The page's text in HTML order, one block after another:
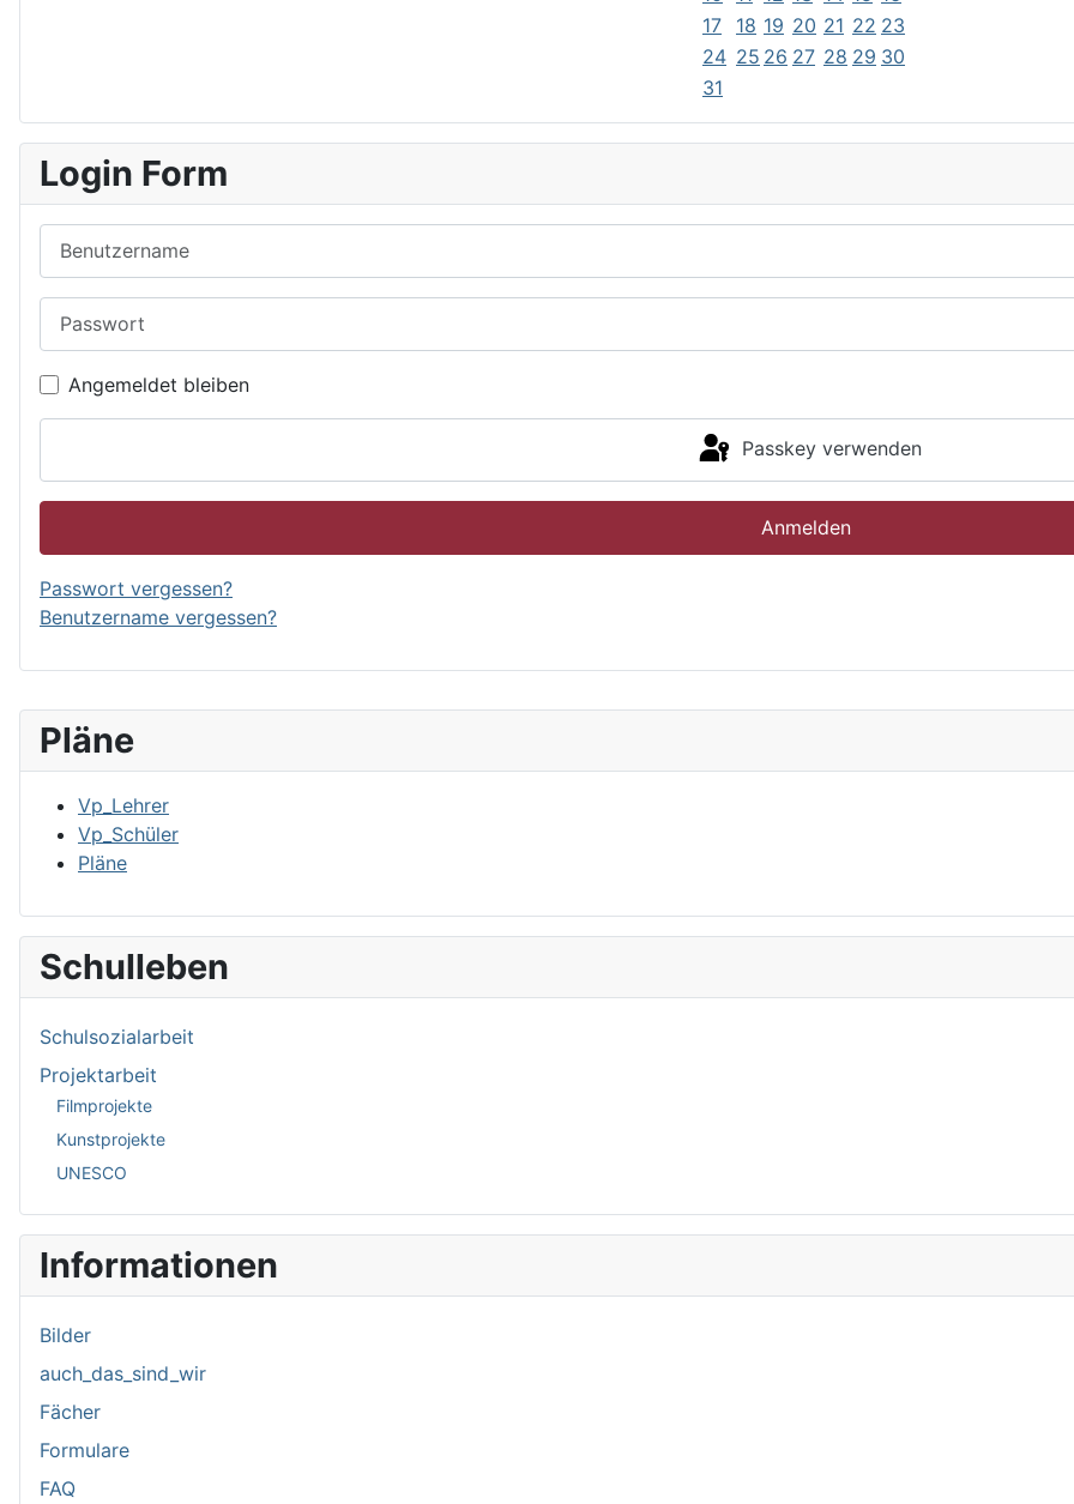
Pläne
Vp_Lehrer
Vp_Schüler
Pläne
Schulleben
Schulsozialarbeit
Projektarbeit
Filmprojekte
Kunstprojekte
UNESCO
Informationen
Bilder
auch_das_sind_wir
Fächer
Formulare
FAQ
17
18 19 20 21 22 23
24 25 26 27 28 29 30
31
Login Form
Angemeldet bleiben
Passkey verwenden
Anmelden
Passwort vergessen?
Benutzername vergessen?